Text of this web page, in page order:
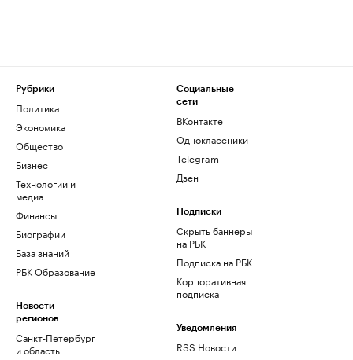
Рубрики
Политика
Экономика
Общество
Бизнес
Технологии и
медиа
Финансы
Биографии
База знаний
РБК Образование
Новости
регионов
Санкт-Петербург
и область
Социальные
сети
ВКонтакте
Одноклассники
Telegram
Дзен
Подписки
Скрыть баннеры
на РБК
Подписка на РБК
Корпоративная
подписка
Уведомления
RSS Новости